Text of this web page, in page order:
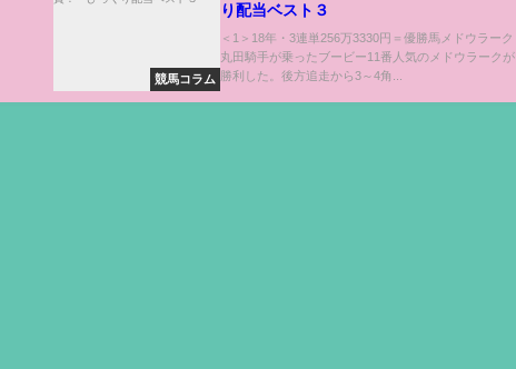
競馬コラム
り配当ベスト３
＜1＞18年・3連単256万3330円＝優勝馬メドウラーク
丸田騎手が乗ったブービー11番人気のメドウラークが
勝利した。後方追走から3～4角...